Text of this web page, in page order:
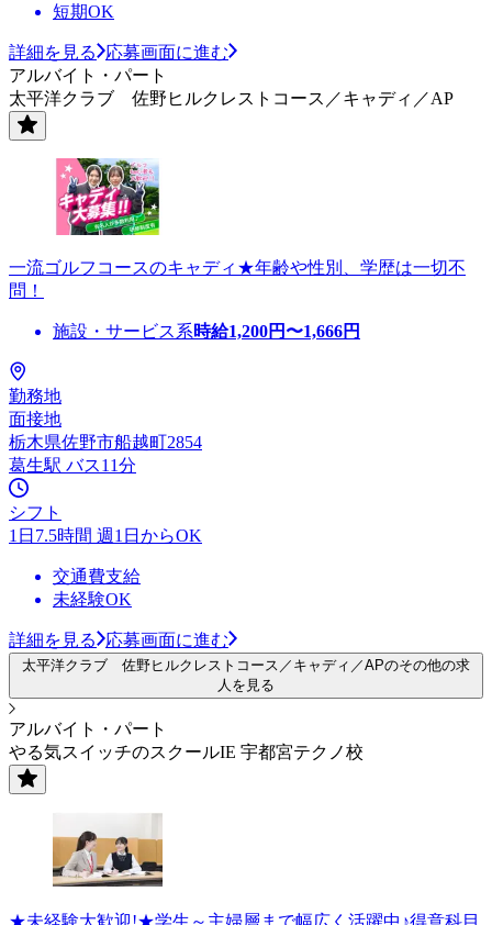
短期OK
詳細を見る
応募画面に進む
アルバイト・パート
太平洋クラブ 佐野ヒルクレストコース／キャディ／AP
一流ゴルフコースのキャディ★年齢や性別、学歴は一切不
問！
施設・サービス系時給1,200円〜1,666円
勤務地
面接地
栃木県佐野市船越町2854
葛生駅 バス11分
シフト
1日7.5時間 週1日からOK
交通費支給
未経験OK
詳細を見る 応募画面に進む
太平洋クラブ 佐野ヒルクレストコース／キャディ／APのその他の求
人を見る
アルバイト・パート
やる気スイッチのスクールIE 宇都宮テクノ校
★未経験大歓迎!★学生～主婦層まで幅広く活躍中♪得意科目